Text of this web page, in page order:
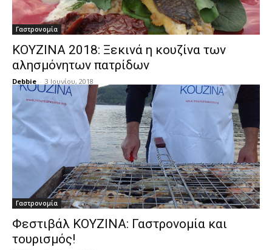
Γαστρονομία
KOYZINA 2018: Ξεκινά η κουζίνα των
αλησμόνητων πατρίδων
Debbie - 3 Ιουνίου, 2018
Γαστρονομία
Φεστιβάλ ΚΟΥΖΙΝΑ: Γαστρονομία και
τουρισμός!